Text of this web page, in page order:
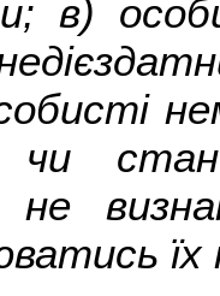
в)
чи
не
їх